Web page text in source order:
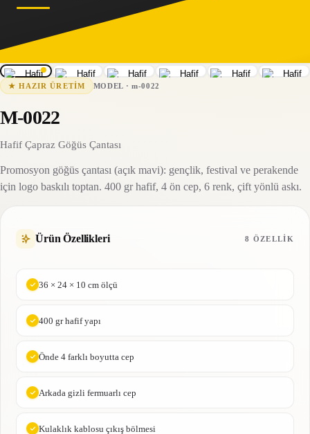
m-0022 15-25 iş günü
1/
★HAZIR ÜRETIM MODEL ·m-0022
M-0022
Hafif Çapraz Göğüs Çantası
Promosyon göğüs çantası (açık mavi): gençlik, festival ve perakende
için logo baskılı toptan. 400 gr hafif, 4 ön cep, 6 renk, çift yönlü askı.
Ürün Özellikleri 8 ÖZELLIK
36 × 24 × 10 cm ölçü
400 gr hafif yapı
Önde 4 farklı boyutta cep
Arkada gizli fermuarlı cep
Kulaklık kablosu çıkış bölmesi